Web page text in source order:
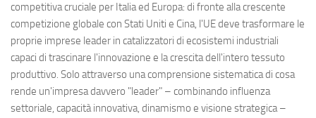
competitiva cruciale per Italia ed Europa: di fronte alla crescente
competizione globale con Stati Uniti e Cina, l'UE deve trasformare le
proprie imprese leader in catalizzatori di ecosistemi industriali
capaci di trascinare l'innovazione e la crescita dell'intero tessuto
produttivo. Solo attraverso una comprensione sistematica di cosa
rende un'impresa davvero "leader" – combinando influenza
settoriale, capacità innovativa, dinamismo e visione strategica –